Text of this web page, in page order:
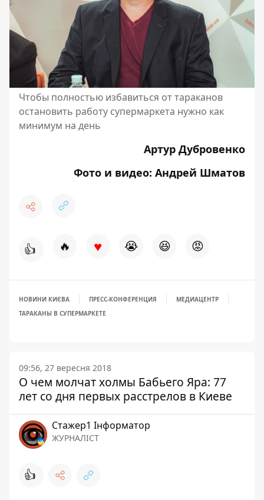
Чтобы полностью избавиться от тараканов
остановить работу супермаркета нужно как
минимум на день
Артур Дубровенко
Фото и видео: Андрей Шматов
👍 🔥 ♥ 😭 😆 😡
НОВИНИ КИЄВА ПРЕСС-КОНФЕРЕНЦИЯ
МЕДИАЦЕНТР
ТАРАКАНЫ В СУПЕРМАРКЕТЕ
09:56, 27 вересня 2018
О чем молчат холмы Бабьего Яра: 77
лет со дня первых расстрелов в Киеве
Стажер1 Інформатор
ЖУРНАЛІСТ
👍